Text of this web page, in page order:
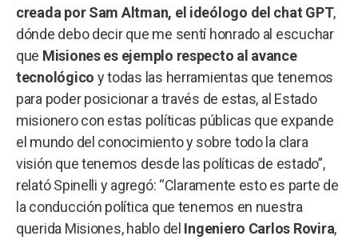
creada por Sam Altman, el ideólogo del chat GPT,
dónde debo decir que me sentí honrado al escuchar
que Misiones es ejemplo respecto al avance
tecnológico y todas las herramientas que tenemos
para poder posicionar a través de estas, al Estado
misionero con estas políticas públicas que expande
el mundo del conocimiento y sobre todo la clara
visión que tenemos desde las políticas de estado”,
relató Spinelli y agregó: “Claramente esto es parte de
la conducción política que tenemos en nuestra
querida Misiones, hablo del Ingeniero Carlos Rovira,